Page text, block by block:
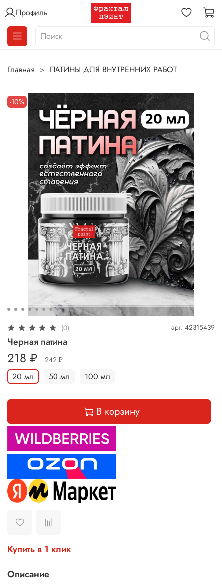
Профиль
Главная ПАТИНЫ ДЛЯ ВНУТРЕННИХ РАБОТ
-10%
(0) арт. 42315439
Черная патина
218 ₽ 242 ₽
20 мл 50 мл 100 мл
В корзину
Купить в 1 клик
Описание